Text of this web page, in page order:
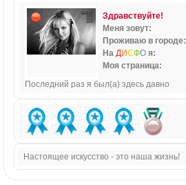
Здравствуйте!
Меня зовут:
Проживаю в городе:
На ДИСФО я:
Моя страница:
Последний раз я был(а) здесь давно
Настоящее искусство - это наша жизнь!